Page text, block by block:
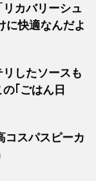
カバリーシュ
に快適なんだよ
したソースも
｢ごはん日
コスパスピーカ